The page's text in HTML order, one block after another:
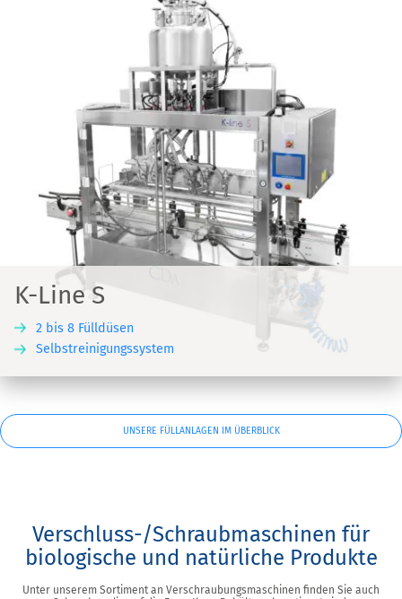
K-Line S
2 bis 8 Fülldüsen
Selbstreinigungssystem
UNSERE FÜLLANLAGEN IM ÜBERBLICK
Verschluss-/Schraubmaschinen für
biologische und natürliche Produkte
Unter unserem Sortiment an Verschraubungsmaschinen finden Sie auch